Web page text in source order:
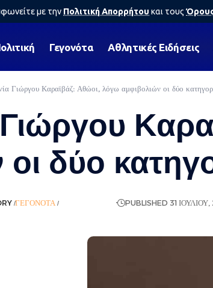
με την Πολιτική Απορρήτου και τους
Γεγονότα Αθλητικές Ειδήσεις
Γιώργου Καραϊβάζ: Αθώοι, λόγω αμφιβολιών οι δύο
δύο
ΓΕΓΟΝΌΤΑ ΡΟΉ ΕΙΔΉΣΕΩΝ PUBLISHED 31